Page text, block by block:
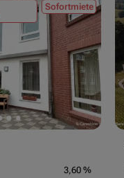
Sofortmiete
3,60 %